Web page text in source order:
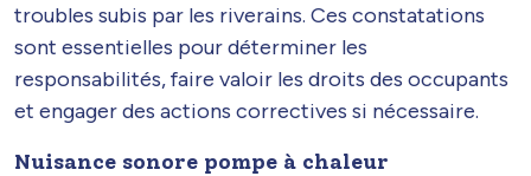
troubles subis par les riverains. Ces constatations
sont essentielles pour déterminer les
responsabilités, faire valoir les droits des occupants
et engager des actions correctives si nécessaire.
Nuisance sonore pompe à chaleur